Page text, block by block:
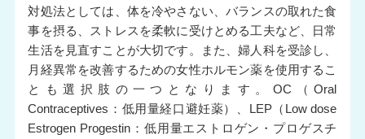
対処法としては、体を冷やさない、バランスの取れた食
事を摂る、ストレスを柔軟に受けとめる工夫など、日常
生活を見直すことが大切です。また、婦人科を受診し、
月経異常を改善するための女性ホルモン薬を使用するこ
とも選択肢の一つとなります。OC（Oral
Contraceptives：低用量経口避妊薬）、LEP（Low dose
Estrogen Progestin：低用量エストロゲン・プロゲスチ